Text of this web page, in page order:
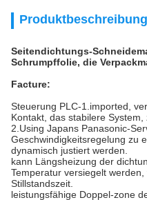
Produktbeschreibung
Seitendichtungs-
Schrumpffolie, die
Facture:
Steuerung PLC-1.imported,
Kontakt, das stabilere
2.Using Japans Panasonic-
Geschwindigkeitsregelung zu
dynamisch justiert werden.
kann Längsheizung der
Temperatur versiegelt
Stillstandszeit.
leistungsfähige Doppel-zone